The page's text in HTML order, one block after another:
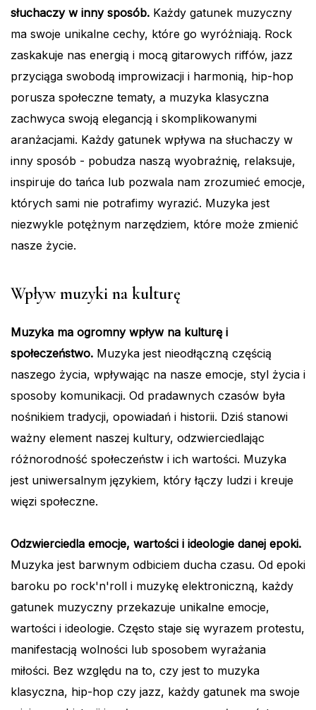
słuchaczy w inny sposób. Każdy gatunek muzyczny
ma swoje unikalne cechy, które go wyróżniają. Rock
zaskakuje nas energią i mocą gitarowych riffów, jazz
przyciąga swobodą improwizacji i harmonią, hip-hop
porusza społeczne tematy, a muzyka klasyczna
zachwyca swoją elegancją i skomplikowanymi
aranżacjami. Każdy gatunek wpływa na słuchaczy w
inny sposób - pobudza naszą wyobraźnię, relaksuje,
inspiruje do tańca lub pozwala nam zrozumieć emocje,
których sami nie potrafimy wyrazić. Muzyka jest
niezwykle potężnym narzędziem, które może zmienić
nasze życie.
Wpływ muzyki na kulturę
Muzyka ma ogromny wpływ na kulturę i
społeczeństwo. Muzyka jest nieodłączną częścią
naszego życia, wpływając na nasze emocje, styl życia i
sposoby komunikacji. Od pradawnych czasów była
nośnikiem tradycji, opowiadań i historii. Dziś stanowi
ważny element naszej kultury, odzwierciedlając
różnorodność społeczeństw i ich wartości. Muzyka
jest uniwersalnym językiem, który łączy ludzi i kreuje
więzi społeczne.
Odzwierciedla emocje, wartości i ideologie danej epoki.
Muzyka jest barwnym odbiciem ducha czasu. Od epoki
baroku po rock'n'roll i muzykę elektroniczną, każdy
gatunek muzyczny przekazuje unikalne emocje,
wartości i ideologie. Często staje się wyrazem protestu,
manifestacją wolności lub sposobem wyrażania
miłości. Bez względu na to, czy jest to muzyka
klasyczna, hip-hop czy jazz, każdy gatunek ma swoje